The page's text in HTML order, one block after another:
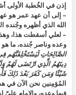
إذن في الخُطبة
– إلى أن عهد عمر هو
الله الذي أظهره وجُنده
– لعلي أسقطت هذا،
وعده وناصر جُنده، ما
الصَّالِحَاتِ لَيَسْتَخْلِفَنَّهُم
دِينَهُمُ الَّذِي ارْتَضَى لَهُمْ
شَيْئًا وَمَن كَفَرَ بَعْدَ ذَلِكَ
المُؤمِنين نحن الآن في
فيها وعده، والإمام